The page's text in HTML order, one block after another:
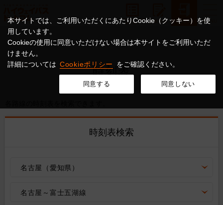
本サイトでは、ご利用いただくにあたりCookie（クッキー）を使
用しています。
Cookieの使用に同意いただけない場合は本サイトをご利用いただ
けません。
詳細については Cookieポリシー をご確認ください。
同意する 同意しない
時刻表
時刻表検索
名古屋（愛知県）
名古屋～富士五湖線